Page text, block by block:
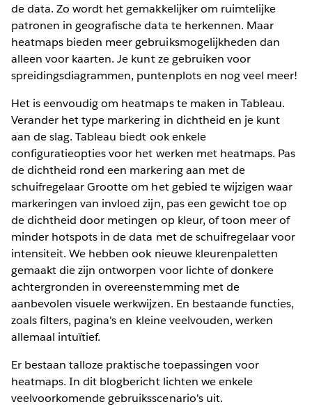
de data. Zo wordt het gemakkelijker om ruimtelijke
patronen in geografische data te herkennen. Maar
heatmaps bieden meer gebruiksmogelijkheden dan
alleen voor kaarten. Je kunt ze gebruiken voor
spreidingsdiagrammen, puntenplots en nog veel meer!
Het is eenvoudig om heatmaps te maken in Tableau.
Verander het type markering in dichtheid en je kunt
aan de slag. Tableau biedt ook enkele
configuratieopties voor het werken met heatmaps. Pas
de dichtheid rond een markering aan met de
schuifregelaar Grootte om het gebied te wijzigen waar
markeringen van invloed zijn, pas een gewicht toe op
de dichtheid door metingen op kleur, of toon meer of
minder hotspots in de data met de schuifregelaar voor
intensiteit. We hebben ook nieuwe kleurenpaletten
gemaakt die zijn ontworpen voor lichte of donkere
achtergronden in overeenstemming met de
aanbevolen visuele werkwijzen. En bestaande functies,
zoals filters, pagina's en kleine veelvouden, werken
allemaal intuïtief.
Er bestaan talloze praktische toepassingen voor
heatmaps. In dit blogbericht lichten we enkele
veelvoorkomende gebruiksscenario's uit.